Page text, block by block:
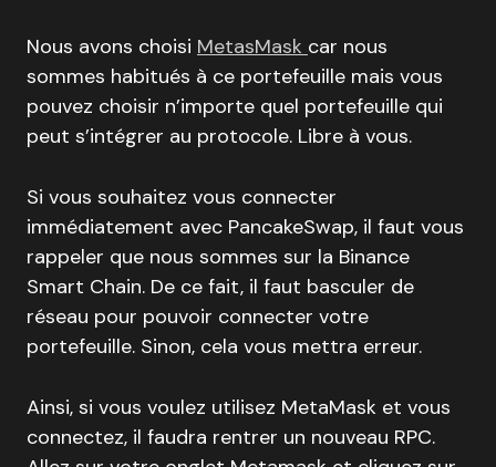
Nous avons choisi MetasMask car nous
sommes habitués à ce portefeuille mais vous
pouvez choisir n’importe quel portefeuille qui
peut s’intégrer au protocole. Libre à vous.
Si vous souhaitez vous connecter
immédiatement avec PancakeSwap, il faut vous
rappeler que nous sommes sur la Binance
Smart Chain. De ce fait, il faut basculer de
réseau pour pouvoir connecter votre
portefeuille. Sinon, cela vous mettra erreur.
Ainsi, si vous voulez utilisez MetaMask et vous
connectez, il faudra rentrer un nouveau RPC.